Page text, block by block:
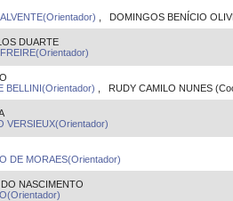
, DOMINGOS BENÍCIO
DUARTE
BELLINI(Orientador) , RUDY CAMILO NUNES
VERSIEUX(Orientador)
DE MORAES(Orientador)
NASCIMENTO